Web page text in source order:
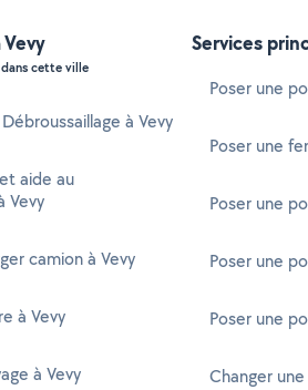
cette ville
à Vevy
aide au
Vevy
camion à Vevy
à Vevy
à Vevy
Services
Poser une
Poser une
Poser une
Poser une
Poser une
Changer